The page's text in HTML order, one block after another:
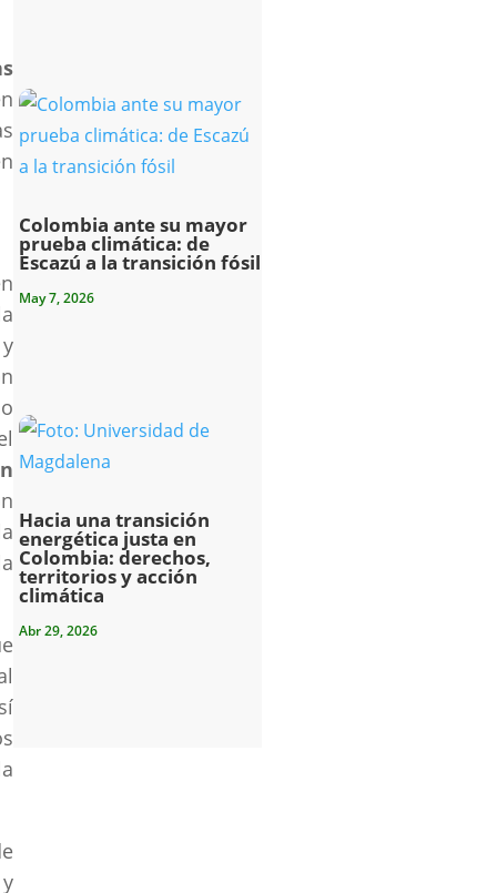
Colombia ante su mayor
prueba climática: de
Escazú a la transición fósil
May 7, 2026
Hacia una transición
energética justa en
Colombia: derechos,
territorios y acción
climática
Abr 29, 2026